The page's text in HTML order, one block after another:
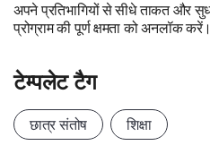
अपने प्रतिभागियों से सीधे ताकत और
प्रोग्राम की पूर्ण क्षमता को अनलॉक करें।
टेम्पलेट टैग
छात्र संतोष शिक्षा